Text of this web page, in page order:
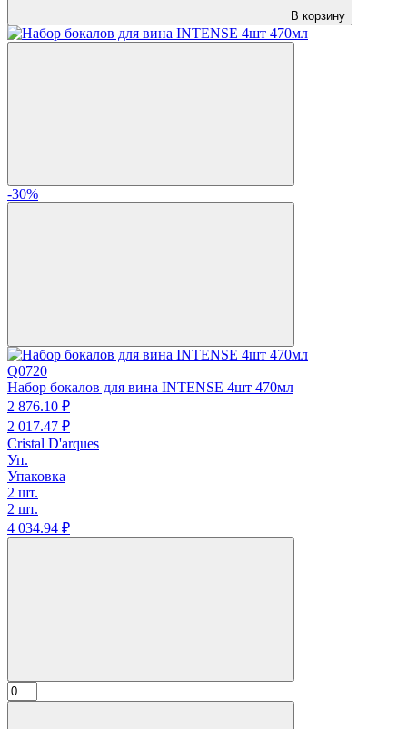
В корзину
-30%
Q0720
Набор бокалов для вина INTENSE 4шт 470мл
2 876.10 ₽
2 017.47 ₽
Cristal D'arques
Уп.
Упаковка
2 шт.
2 шт.
4 034.94 ₽